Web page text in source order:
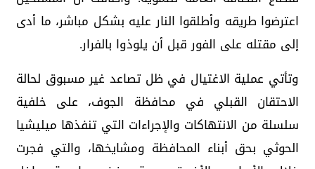
اعترضوا طريقه وأطلقوا النار عليه بشكل مباشر، ما أدى
إلى مقتله على الفور قبل أن يلوذوا بالفرار.
وتأتي عملية الاغتيال في ظل تصاعد غير مسبوق لحالة
الاحتقان القبلي في محافظة الجوف، على خلفية
سلسلة من الانتهاكات والإجراءات التي تنفذها ميليشيا
الحوثي بحق أبناء المحافظة ومشايخها، والتي فجرت